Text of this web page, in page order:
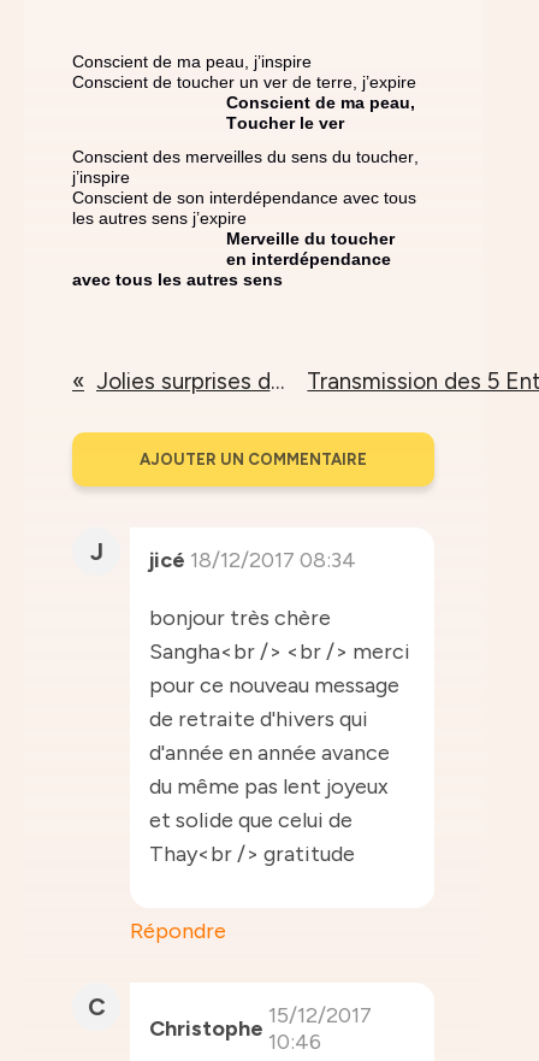
Conscient de ma peau, j’inspire
Conscient de toucher un ver de terre, j’expire
Conscient de ma peau,
Toucher le ver
Conscient des merveilles du sens du toucher,
j’inspire
Conscient de son interdépendance avec tous
les autres sens j’expire
Merveille du toucher
en interdépendance
avec tous les autres sens
Jolies surprises d'hiver à la Maison de l'Inspir
AJOUTER UN COMMENTAIRE
J jicé 18/12/2017 08:34
bonjour très chère
Sangha<br /> <br /> merci
pour ce nouveau message
de retraite d'hivers qui
d'année en année avance
du même pas lent joyeux
et solide que celui de
Thay<br /> gratitude
Répondre
C
Christophe 15/12/2017
10:46